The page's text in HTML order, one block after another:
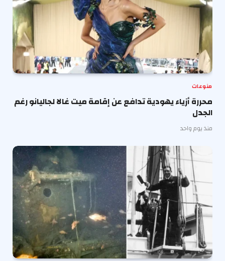
منوعات
محررة أزياء يهودية تدافع عن إقامة ميت غالا لجاليانو رغم
الجدل
منذ يوم واحد